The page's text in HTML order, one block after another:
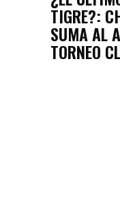
TIGRE?:
SUMA AL
TORNEO